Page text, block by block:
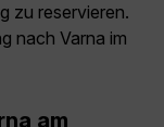
zu reservieren.
nach Varna im
am